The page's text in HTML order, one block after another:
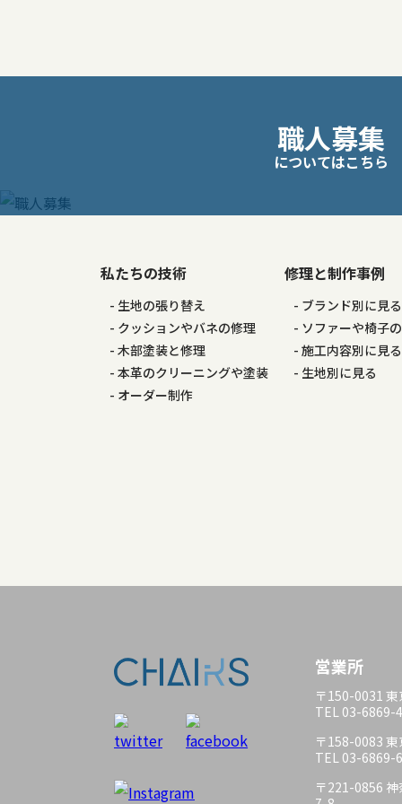
ョ
ン
職人募集
についてはこちら
私たちの技術
生地の張り替え
クッションやバネの修理
木部塗装と修理
本革のクリーニングや塗装
オーダー制作
修理と制作事例
ブランド別に見る
ソファーや椅子
施工内容別に見る
生地別に見る
営業所
〒150-0031
TEL 03-6869-
〒158-0083
TEL 03-6869-
〒221-0856